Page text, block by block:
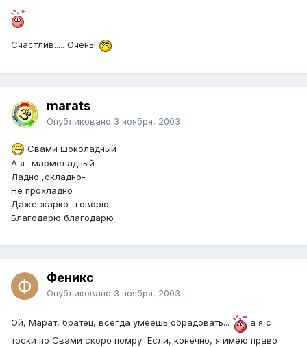
Счастлив..... Очень!
marats
Опубликовано 3 ноября, 2003
Свами шоколадный
А я- мармеладный
Ладно ,складно-
Не прохладно
Даже жарко- говорю
Благодарю,благодарю
Феникс
Опубликовано 3 ноября, 2003
Ой, Марат, братец, всегда умеешь обрадовать...
а я с
тоски по Свами скоро помру Если, конечно, я имею право